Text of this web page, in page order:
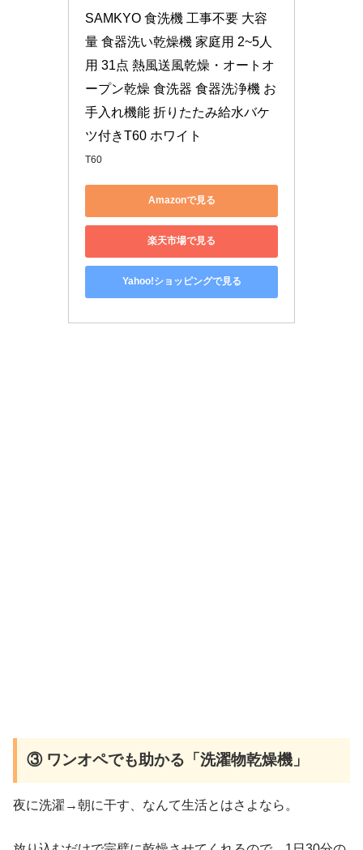
SAMKYO 食洗機 工事不要 大容
量 食器洗い乾燥機 家庭用 2~5人
用 31点 熱風送風乾燥・オートオ
ープン乾燥 食洗器 食器洗浄機 お
手入れ機能 折りたたみ給水バケ
ツ付きT60 ホワイト
T60
Amazonで見る
楽天市場で見る
Yahoo!ショッピングで見る
③ ワンオペでも助かる「洗濯物乾燥機」
夜に洗濯→朝に干す、なんて生活とはさよなら。